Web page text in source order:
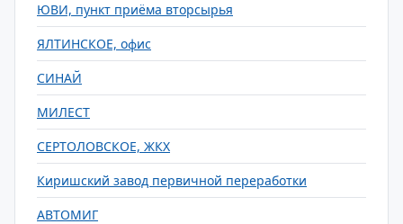
ЮВИ, пункт приёма вторсырья
ЯЛТИНСКОЕ, офис
СИНАЙ
МИЛЕСТ
СЕРТОЛОВСКОЕ, ЖКХ
Киришский завод первичной переработки
АВТОМИГ